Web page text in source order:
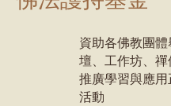
資助各佛教團
壇、工作坊、
推廣學習與應
活動